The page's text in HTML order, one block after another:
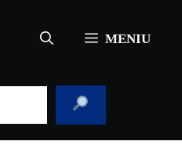
MENIU